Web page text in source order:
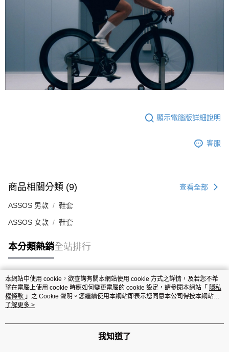
顯示電腦版詳細說明
客服
商品相關分類 (9) 查看全部
ASSOS 男款 鞋套
ASSOS 女款 鞋套
本分類熱銷全站排行
熱門標籤
本網站中使用 cookie，欲查詢有關本網站使用 cookie 方式之詳情，及若您不希
望在電腦上使用 cookie 時應如何變更電腦的 cookie 設定，請參閱本網站「 隱私
權條款 」之 Cookie 聲明。您繼續使用本網站即表示您同意本公司得按本網站使
用條款之 Cookie 聲明使用 cookie。
了解更多 >
我知道了